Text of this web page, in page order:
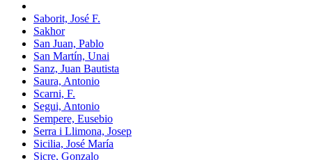
Saborit, José F.
Sakhor
San Juan, Pablo
San Martín, Unai
Sanz, Juan Bautista
Saura, Antonio
Scarni, F.
Segui, Antonio
Sempere, Eusebio
Serra i Llimona, Josep
Sicilia, José María
Sicre, Gonzalo